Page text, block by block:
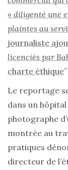
« diligenté une
plaintes au
journaliste
licenciés par
charte éthique”
Le reportage
dans un
photographe
montrée au
pratiques
directeur de